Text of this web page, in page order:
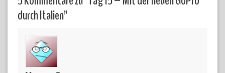
durch Italien”